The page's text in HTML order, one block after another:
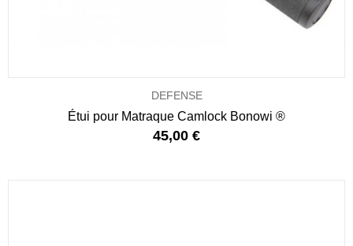
DEFENSE
Étui pour Matraque Camlock Bonowi ®
45,00 €